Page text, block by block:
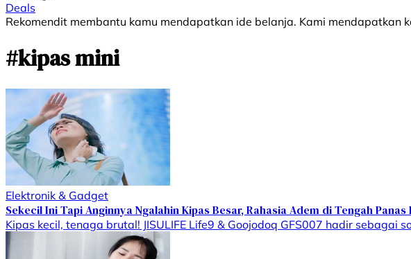
Deals
Rekomendit membantu kamu mendapatkan ide belanja. Kami mendapatkan
#kipas mini
Elektronik & Gadget
Sekecil Ini Tapi Anginnya Ngalahin Kipas Besar, Rahasia Adem di Tengah
Kipas kecil, tenaga brutal! JISULIFE Life9 & Goojodoq GFS007 hadir